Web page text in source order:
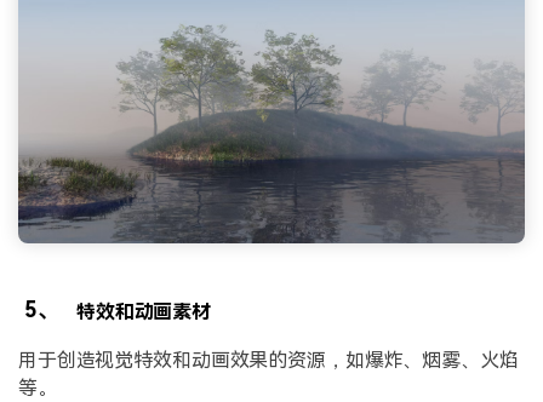
5、 特效和动画素材
用于创造视觉特效和动画效果的资源，如爆炸、烟雾、火焰
等。